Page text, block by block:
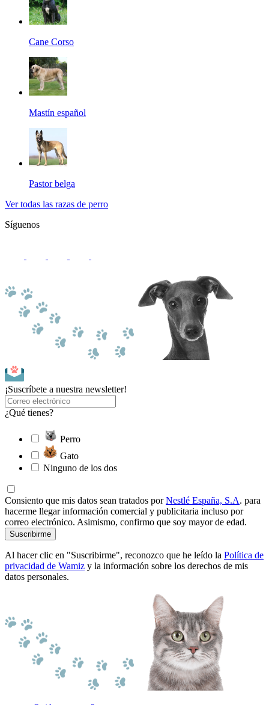
Cane Corso
Mastín español
Pastor belga
Ver todas las razas de perro
Síguenos
¡Suscríbete a nuestra newsletter!
¿Qué tienes?
Perro
Gato
Ninguno de los dos
Consiento que mis datos sean tratados porNestlé España, S.A. para
hacerme llegar información comercial y publicitaria incluso por
correo electrónico. Asimismo, confirmo que soy mayor de edad.
Suscribirme
Al hacer clic en "Suscribirme", reconozco que he leído la Política de
privacidad de Wamiz y la información sobre los derechos de mis
datos personales.